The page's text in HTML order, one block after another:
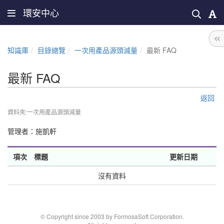
環安中心
知識庫 目錄總覽 一次用產品源頭減量 最新 FAQ
最新 FAQ
返回
資料夾:一次用產品源頭減量
管理者： 施凱軒
項次 標題
更新日期
沒有資料
© Copyright since 2003 by FormosaSoft Corporation.